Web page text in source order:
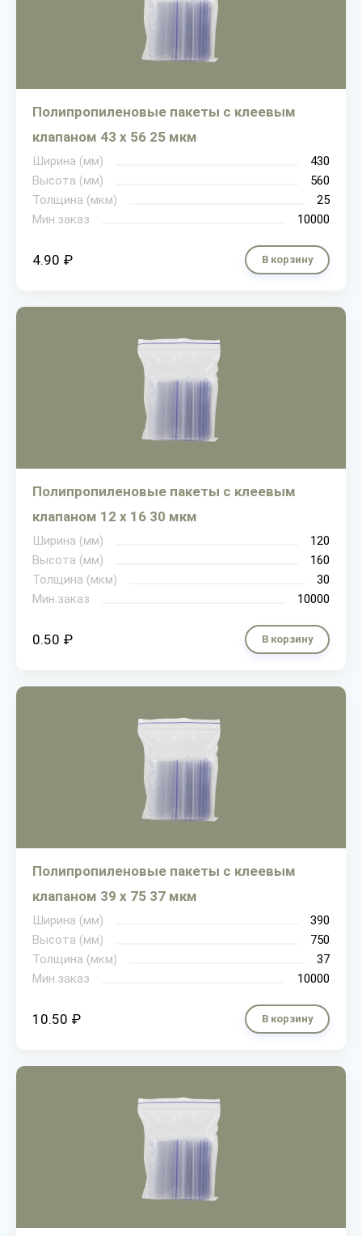
Полипропиленовые пакеты с клеевым
клапаном 43 х 56 25 мкм
Ширина (мм)
430
Высота (мм)
560
Толщина (мкм)
25
Мин.заказ
10000
4.90 ₽ В корзину
Полипропиленовые пакеты с клеевым
клапаном 12 х 16 30 мкм
Ширина (мм)
120
Высота (мм)
160
Толщина (мкм)
30
Мин.заказ
10000
0.50 ₽ В корзину
Полипропиленовые пакеты с клеевым
клапаном 39 х 75 37 мкм
Ширина (мм)
390
Высота (мм)
750
Толщина (мкм)
37
Мин.заказ
10000
10.50 ₽ В корзину